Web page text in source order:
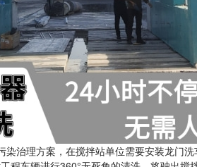
染治理方案，在搅拌站单位需要安装龙门